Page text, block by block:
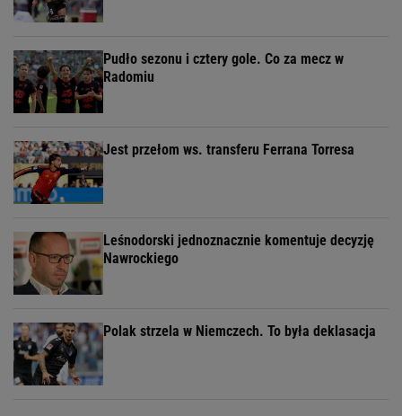
Pudło sezonu i cztery gole. Co za mecz w
Radomiu
Jest przełom ws. transferu Ferrana Torresa
Leśnodorski jednoznacznie komentuje decyzję
Nawrockiego
Polak strzela w Niemczech. To była deklasacja